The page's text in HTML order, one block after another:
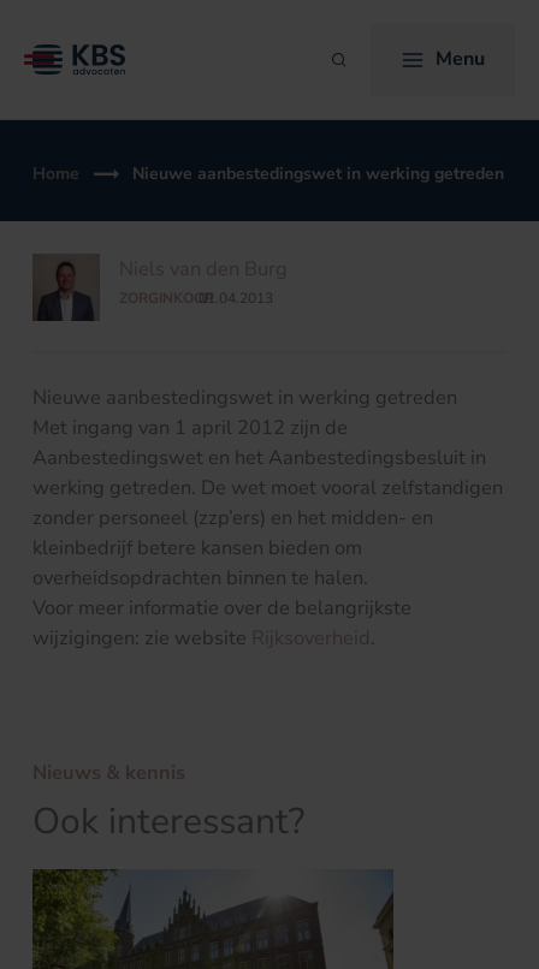
naar
Zoeken Menu
Home Nieuwe aanbestedingswet in werking getreden
Niels van den Burg
ZORGINKOOP
/
01.04.2013
Nieuwe aanbestedingswet in werking getreden
Met ingang van 1 april 2012 zijn de
Aanbestedingswet en het Aanbestedingsbesluit in
werking getreden. De wet moet vooral zelfstandigen
zonder personeel (zzp’ers) en het midden- en
kleinbedrijf betere kansen bieden om
overheidsopdrachten binnen te halen.
Voor meer informatie over de belangrijkste
wijzigingen: zie website Rijksoverheid.
Nieuws & kennis
Ook interessant?